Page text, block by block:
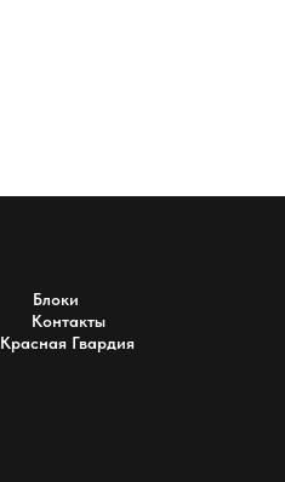
Блоки
Контакты
Красная Гвардия